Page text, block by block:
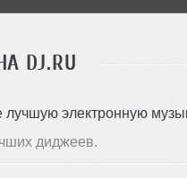
DJ.RU
электронную
диджеев.